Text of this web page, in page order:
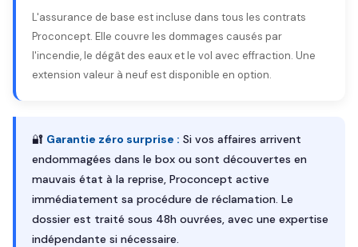
L'assurance de base est incluse dans tous les contrats
Proconcept. Elle couvre les dommages causés par
l'incendie, le dégât des eaux et le vol avec effraction. Une
extension valeur à neuf est disponible en option.
🔐 Garantie zéro surprise : Si vos affaires arrivent
endommagées dans le box ou sont découvertes en
mauvais état à la reprise, Proconcept active
immédiatement sa procédure de réclamation. Le
dossier est traité sous 48h ouvrées, avec une expertise
indépendante si nécessaire.